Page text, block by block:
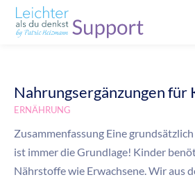
Nahrungsergänzungen für
ERNÄHRUNG
Zusammenfassung Eine
ist immer die Grundlage! Kinder
Nährstoffe wie Erwachsene. Wir aus